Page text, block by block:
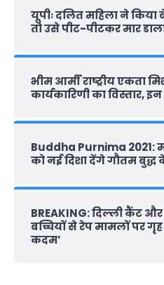
यूपीः दलित महिला ने किया
तो उसे पीट-पीटकर मार
भीम आर्मी राष्‍ट्रीय एकता
कार्यकारिणी का विस्तार,
Buddha Purnima 2021:
को नई दिशा देंगे गौतम बुद्ध
BREAKING: दिल्‍ली कैंट
बच्चियों से रेप मामलों पर गृह
कदम’